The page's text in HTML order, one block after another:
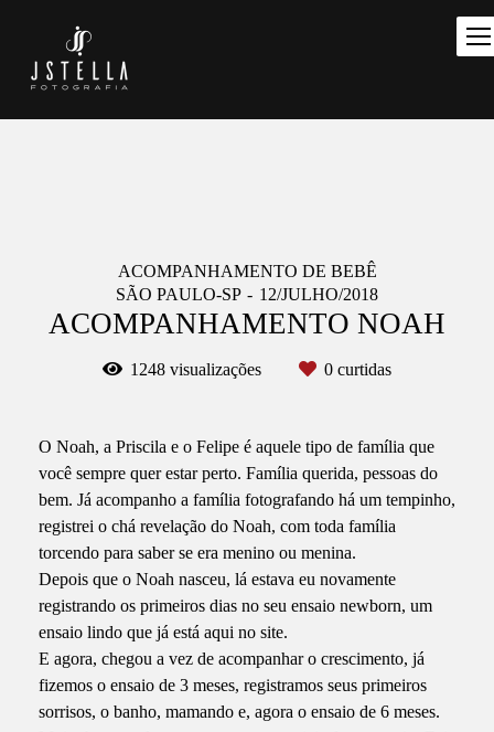
ACOMPANHAMENTO DE BEBÊ
SÃO PAULO-SP
12/JULHO/2018
ACOMPANHAMENTO NOAH
1248 visualizações 0 curtidas
O Noah, a Priscila e o Felipe é aquele tipo de família que
você sempre quer estar perto. Família querida, pessoas do
bem. Já acompanho a família fotografando há um tempinho,
registrei o chá revelação do Noah, com toda família
torcendo para saber se era menino ou menina.
Depois que o Noah nasceu, lá estava eu novamente
registrando os primeiros dias no seu ensaio newborn, um
ensaio lindo que já está aqui no site.
E agora, chegou a vez de acompanhar o crescimento, já
fizemos o ensaio de 3 meses, registramos seus primeiros
sorrisos, o banho, mamando e, agora o ensaio de 6 meses.